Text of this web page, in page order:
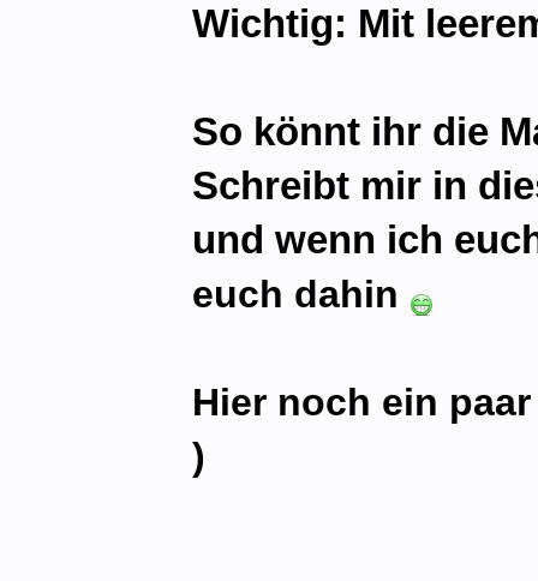
Wichtig: Mit
So könnt ihr die
Schreibt mir in
und wenn ich
euch dahin
Hier noch ein
)